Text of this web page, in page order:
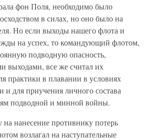
фон Поля, необходимо было
в силах, но оно было на
Но если выходы нашего флота и
на успех, то командующий флотом,
подводную опасность,
выходами, все же считал их
практики в плавании в условиях
и для приучения личного состава
подводной и минной войны.
нанесение противнику потерь
возлагал на наступательные